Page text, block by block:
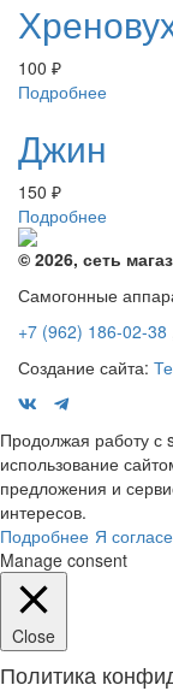
100 ₽
Подробнее
Джин
150 ₽
Подробнее
© 2026, сеть
Самогонные
+7 (962) 186-02-38
Создание сайта:
Продолжая работу с
использование
предложения и
интересов.
Подробнее Я
Manage consent
Close
Политика